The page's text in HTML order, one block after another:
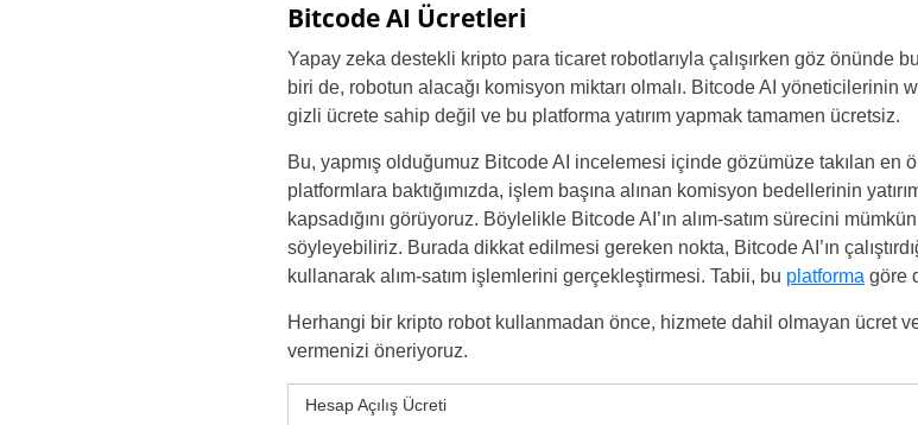
Bitcode AI Ücretleri
Yapay zeka destekli kripto para ticaret robotlarıyla çalışırken göz önünde
biri de, robotun alacağı komisyon miktarı olmalı. Bitcode AI
gizli ücrete sahip değil ve bu platforma yatırım yapmak tamamen ücretsiz.
Bu, yapmış olduğumuz Bitcode AI incelemesi içinde gözümüze takılan
platformlara baktığımızda, işlem başına alınan komisyon bedellerinin
kapsadığını görüyoruz. Böylelikle Bitcode AI’ın alım-satım sürecini
söyleyebiliriz. Burada dikkat edilmesi gereken nokta, Bitcode AI’ın
kullanarak alım-satım işlemlerini gerçekleştirmesi. Tabii, bu platforma göre
Herhangi bir kripto robot kullanmadan önce, hizmete dahil olmayan ücret
vermenizi öneriyoruz.
Hesap Açılış Ücreti